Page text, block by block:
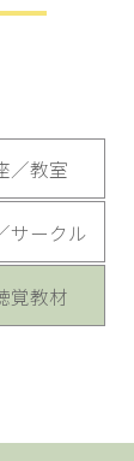
／教室
サークル
覚教材